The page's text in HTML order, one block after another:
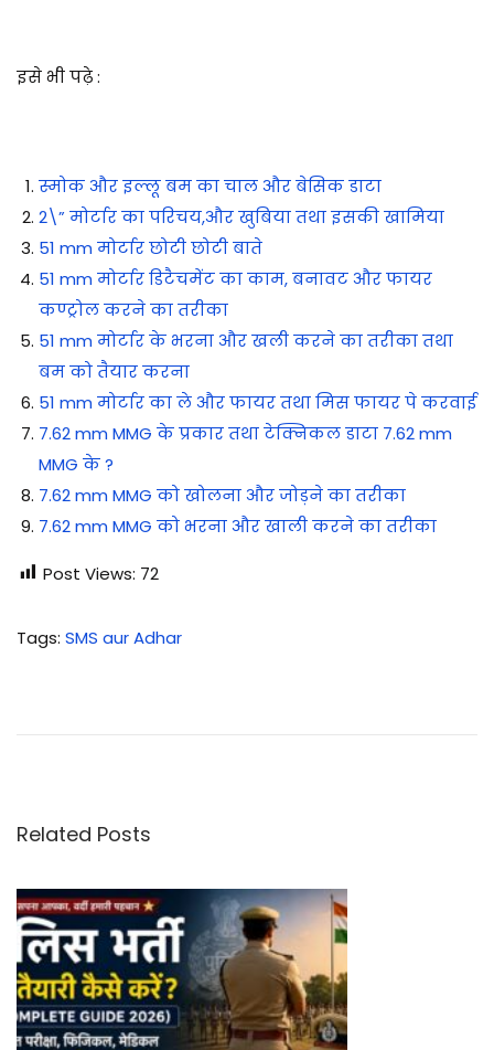
इसे भी पढ़े :
स्मोक और इल्लू बम का चाल और बेसिक डाटा
2\” मोर्टार का परिचय,और खुबिया तथा इसकी खामिया
51 mm मोर्टार छोटी छोटी बाते
51 mm मोर्टार डिटैचमेंट का काम, बनावट और फायर
कण्ट्रोल करने का तरीका
51 mm मोर्टार के भरना और खली करने का तरीका तथा
बम को तैयार करना
51 mm मोर्टार का ले और फायर तथा मिस फायर पे करवाई
7.62 mm MMG के प्रकार तथा टेक्निकल डाटा 7.62 mm
MMG के ?
7.62 mm MMG को खोलना और जोड़ने का तरीका
7.62 mm MMG को भरना और खाली करने का तरीका
Post Views: 72
Tags: SMS aur Adhar
के
न
में
इ
स्ते
मा
ल
Related Posts